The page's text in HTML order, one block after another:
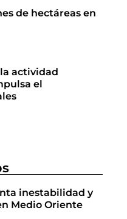
de hectáreas en
actividad
el
inestabilidad y
Medio Oriente